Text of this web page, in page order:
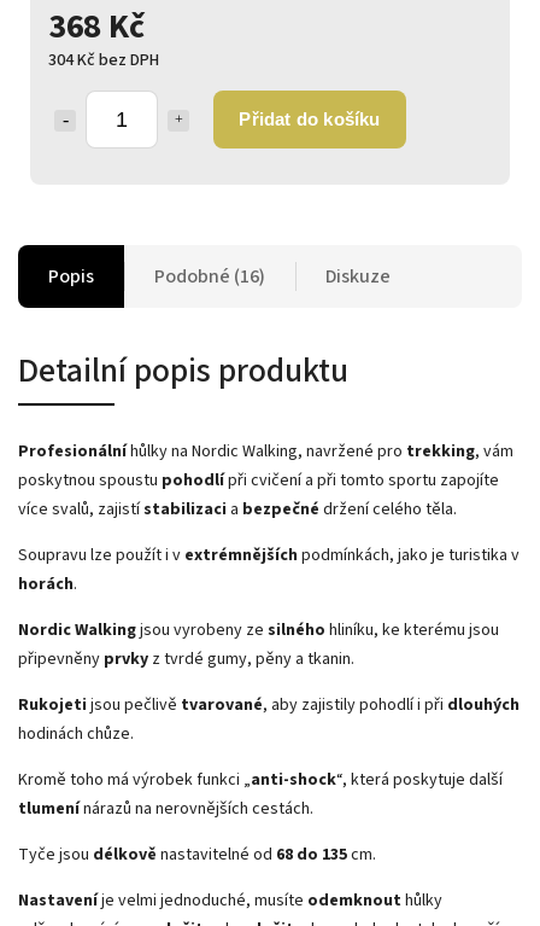
368 Kč
304 Kč bez DPH
Přidat do košíku
Popis Podobné (16) Diskuze
Detailní popis produktu
Profesionálníhůlky na Nordic Walking, navržené pro trekking, vám
poskytnou spoustu pohodlípři cvičení a při tomto sportu zapojíte
více svalů, zajistístabilizaci a bezpečné držení celého těla.
Soupravu lze použít i v extrémnějších podmínkách, jako je turistika v
horách.
Nordic Walkingjsou vyrobeny ze silného hliníku, ke kterému jsou
připevněny prvky z tvrdé gumy, pěny a tkanin.
Rukojeti jsou pečlivě tvarované, aby zajistily pohodlí i při dlouhých
hodinách chůze.
Kromě toho má výrobek funkci „anti-shock“, která poskytuje další
tlumenínárazů na nerovnějších cestách.
Tyče jsou délkově nastavitelné od 68 do 135cm.
Nastaveníje velmi jednoduché, musíte odemknouthůlky